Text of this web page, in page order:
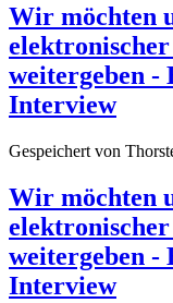
Wir möchten
weitergeben
Interview
Gespeichert von
Wir möchten
weitergeben
Interview